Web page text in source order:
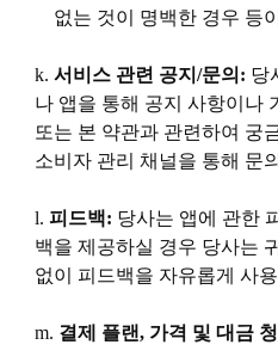
없는 것이 명백한 경우 등
k. 서비스 관련 공지/문의: 당
나 앱을 통해 공지 사항이나
또는 본 약관과 관련하여 궁
소비자 관리 채널을 통해 문
l. 피드백: 당사는 앱에 관한
백을 제공하실 경우 당사는
없이 피드백을 자유롭게 사
m. 결제 플랜, 가격 및 대금